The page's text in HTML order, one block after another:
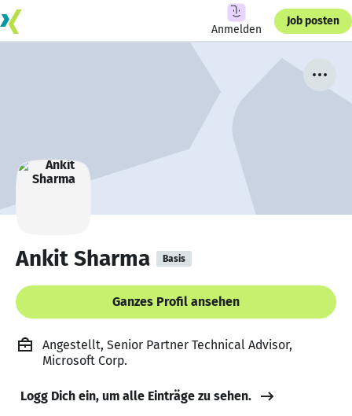
Anmelden
Job posten
Ankit Sharma Basis
Ganzes Profil ansehen
Angestellt, Senior Partner Technical Advisor,
Microsoft Corp.
Logg Dich ein, um alle Einträge zu sehen.